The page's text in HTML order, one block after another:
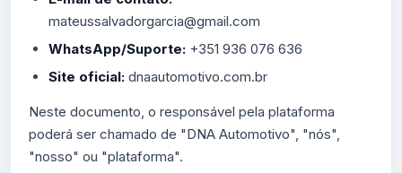
mateussalvadorgarcia@gmail.com
WhatsApp/Suporte: +351 936 076 636
Site oficial: dnaautomotivo.com.br
Neste documento, o responsável pela plataforma
poderá ser chamado de "DNA Automotivo", "nós",
"nosso" ou "plataforma".